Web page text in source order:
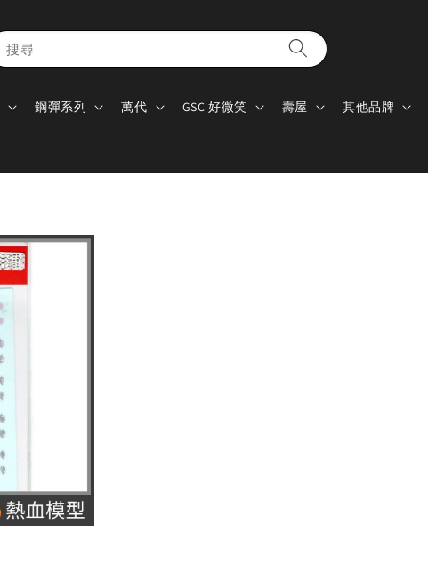
搜尋
鋼彈系列 萬代 GSC 好微笑 壽屋 其他品牌